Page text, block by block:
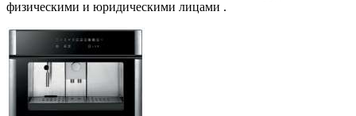
физическими и юридическими лицами .